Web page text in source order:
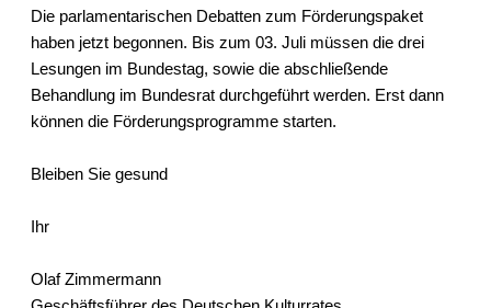
Die parlamentarischen Debatten zum Förderungspaket
haben jetzt begonnen. Bis zum 03. Juli müssen die drei
Lesungen im Bundestag, sowie die abschließende
Behandlung im Bundesrat durchgeführt werden. Erst dann
können die Förderungsprogramme starten.
Bleiben Sie gesund
Ihr
Olaf Zimmermann